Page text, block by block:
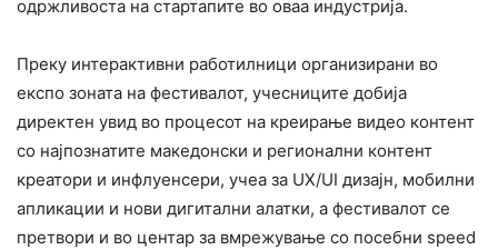
одржливоста на стартапите во оваа индустрија.
Преку интерактивни работилници организирани во
експо зоната на фестивалот, учесниците добија
директен увид во процесот на креирање видео контент
со најпознатите македонски и регионални контент
креатори и инфлуенсери, учеа за UX/UI дизајн, мобилни
апликации и нови дигитални алатки, а фестивалот се
претвори и во центар за вмрежување со посебни speed